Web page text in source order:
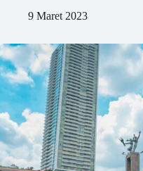
9 Maret 2023